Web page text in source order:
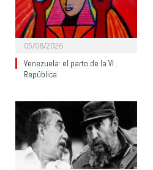
05/08/2026
Venezuela: el parto de la VI
República